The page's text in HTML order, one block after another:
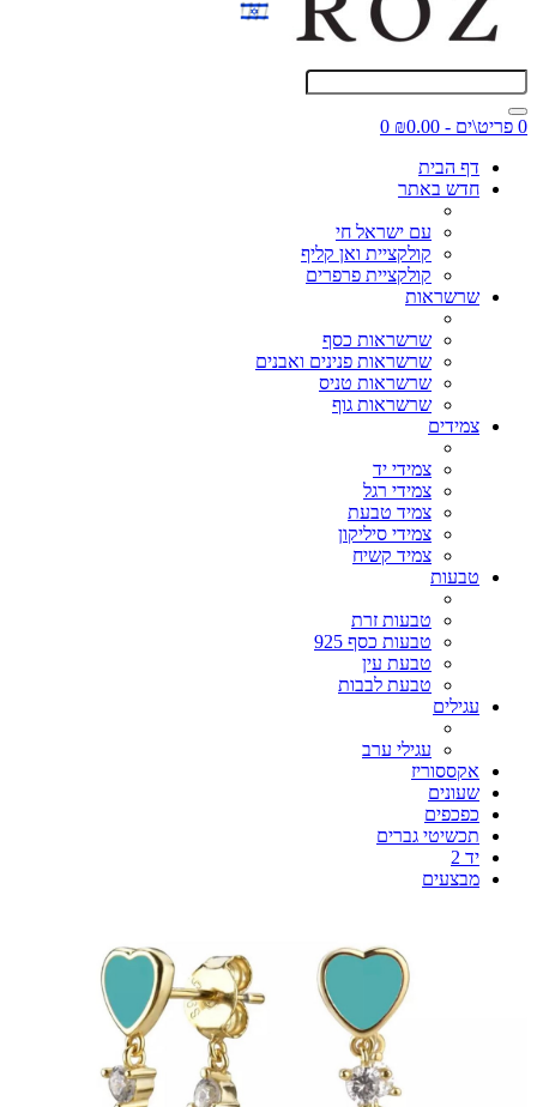
0 פריט\ים - ₪0.00
0
דף הבית
חדש באתר
עם ישראל חי
קולקציית ואן קליף
קולקציית פרפרים
שרשראות
שרשראות כסף
שרשראות פנינים ואבנים
שרשראות טניס
שרשראות גוף
צמידים
צמידי יד
צמידי רגל
צמיד טבעת
צמידי סיליקון
צמיד קשיח
טבעות
טבעות זרת
טבעות כסף 925
טבעת עין
טבעת לבבות
עגילים
עגילי ערב
אקססוריז
שעונים
כפכפים
תכשיטי גברים
יד 2
מבצעים